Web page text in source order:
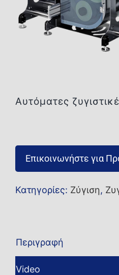
Επικοινωνία
Αυτόματες
Επικοινωνήστε για
Κατηγορίες: Ζύγιση,
Περιγραφή
Video